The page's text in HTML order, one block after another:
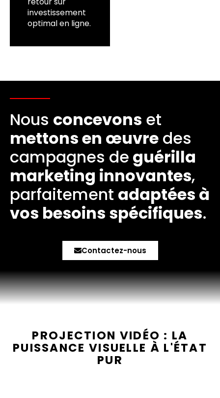
investissement
optimal en ligne.
Nous concevons et
mettons en œuvre des
campagnes de guérilla
marketing innovantes,
parfaitement adaptées à
vos besoins spécifiques.
Contactez-nous
PROJECTION VIDÉO : LA
PUISSANCE VISUELLE À L'ÉTAT
PUR